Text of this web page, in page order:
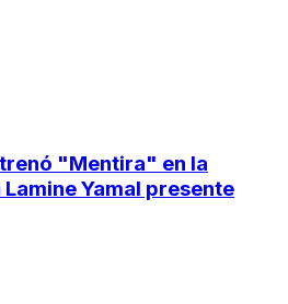
"Mentira" en la
Lamine Yamal presente